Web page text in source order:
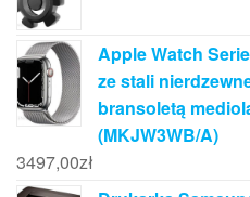
Apple Watch
ze stali
bransoletą
(MKJW3WB/A)
3497,00zł